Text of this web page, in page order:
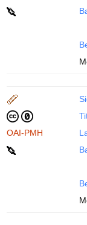
OAI-PMH